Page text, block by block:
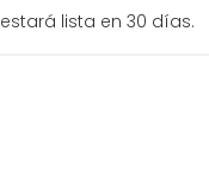
lista en 30 días.